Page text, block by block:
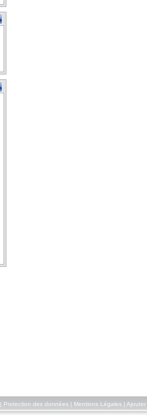
Protection des données| Mentions Légales| Ajouter